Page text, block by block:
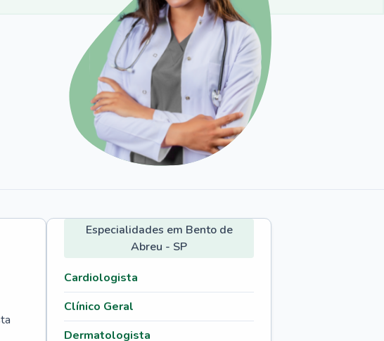
Especialidades em Bento de
Abreu - SP
Cardiologista
Clínico Geral
Dermatologista